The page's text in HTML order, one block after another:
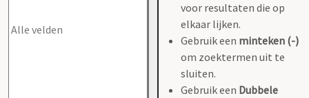
voor resultaten die op
elkaar lijken.
Gebruik een minteken (-)
om zoektermen uit te
sluiten.
Gebruik een Dubbele